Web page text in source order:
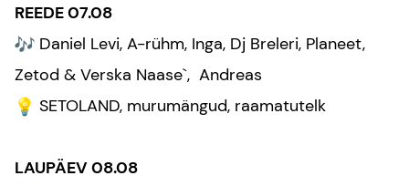
REEDE 07.08
Daniel Levi, A-rühm, Inga, Dj Breleri, Planeet,
Zetod & Verska Naase`, Andreas
SETOLAND, murumängud, raamatutelk
LAUPÄEV 08.08